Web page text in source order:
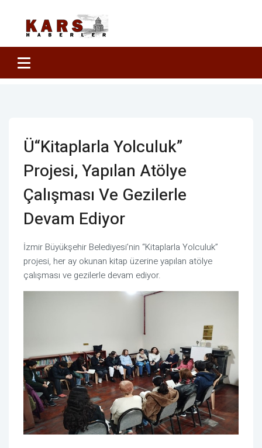
Ü“Kitaplarla Yolculuk”
Projesi, Yapılan Atölye
Çalışması Ve Gezilerle
Devam Ediyor
İzmir Büyükşehir Belediyesi’nin “Kitaplarla Yolculuk”
projesi, her ay okunan kitap üzerine yapılan atölye
çalışması ve gezilerle devam ediyor.